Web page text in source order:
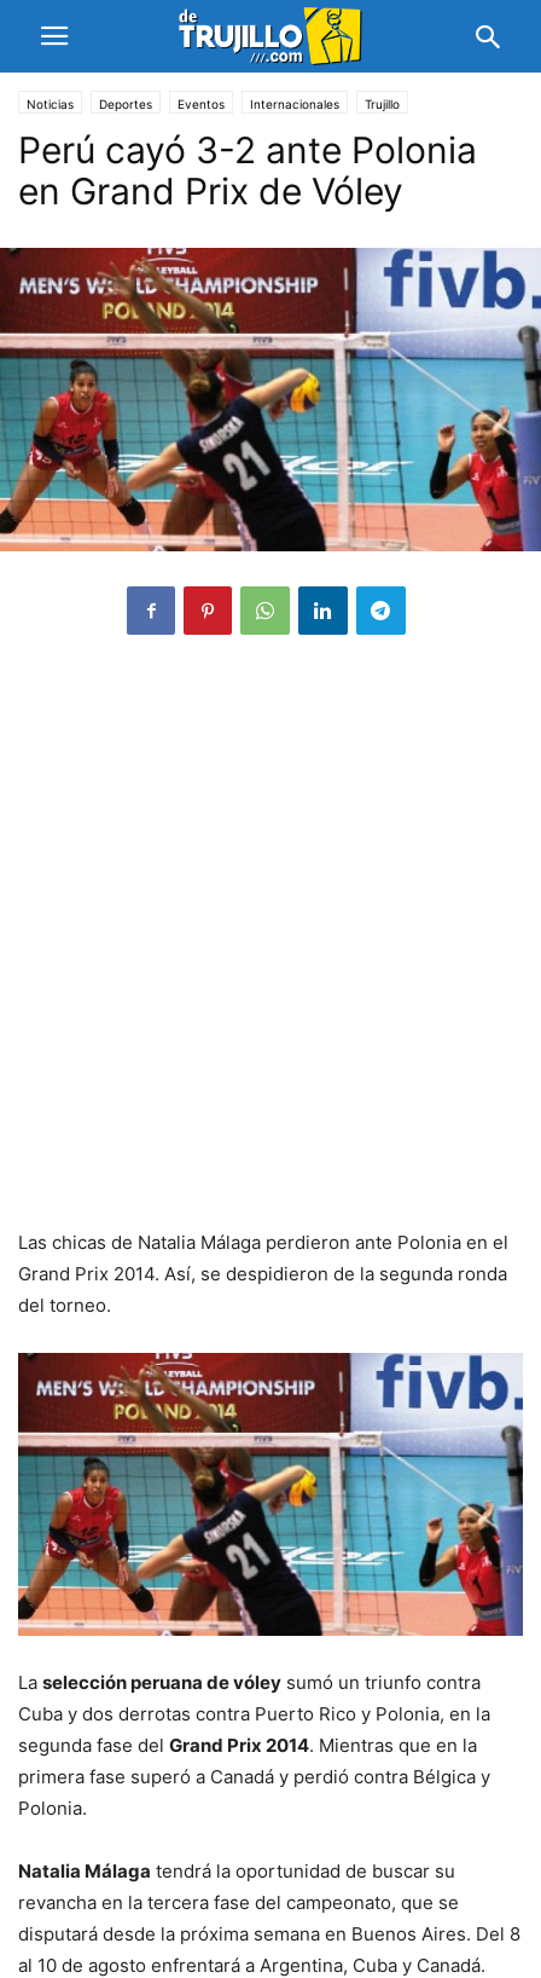
Noticias Deportes Eventos Internacionales Trujillo
Perú cayó 3-2 ante Polonia
en Grand Prix de Vóley
Las chicas de Natalia Málaga perdieron ante Polonia en el
Grand Prix 2014. Así, se despidieron de la segunda ronda
del torneo.
La selección peruana de vóley sumó un triunfo contra
Cuba y dos derrotas contra Puerto Rico y Polonia, en la
segunda fase del Grand Prix 2014. Mientras que en la
primera fase superó a Canadá y perdió contra Bélgica y
Polonia.
Natalia Málaga tendrá la oportunidad de buscar su
revancha en la tercera fase del campeonato, que se
disputará desde la próxima semana en Buenos Aires. Del 8
al 10 de agosto enfrentará a Argentina, Cuba y Canadá.